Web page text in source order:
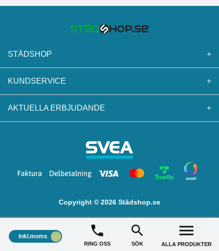
STÄDSHOP +
KUNDSERVICE +
AKTUELLA ERBJUDANDE +
Copyright © 2026 Städshop.se
Inkl.moms
RING OSS SÖK ALLA PRODUKTER